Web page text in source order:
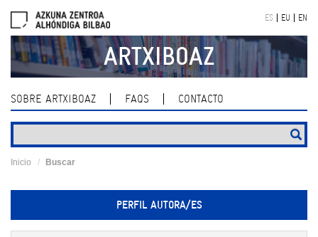
navigation
ES EU EN
ARTXIBOAZ
SOBRE ARTXIBOAZ FAQS CONTACTO
Inicio Buscar
PERFIL AUTORA/ES